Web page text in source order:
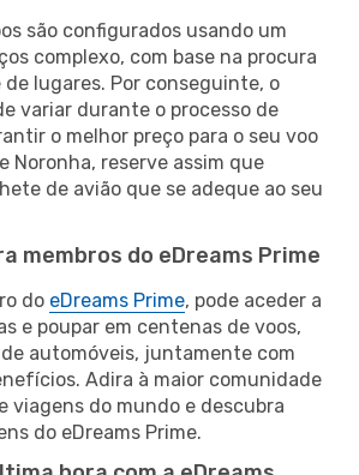
são configurados usando um
complexo, com base na procura
lugares. Por conseguinte, o
variar durante o processo de
o melhor preço para o seu voo
Noronha, reserve assim que
de avião que se adeque ao seu
membros do eDreams Prime
do eDreams Prime, pode aceder a
e poupar em centenas de voos,
automóveis, juntamente com
Adira à maior comunidade
viagens do mundo e descubra
do eDreams Prime.